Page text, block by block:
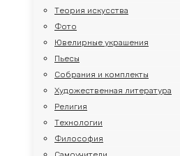
Теория искусства
Фото
Ювелирные украшения
Пьесы
Собрания и комплекты
Художественная литература
Религия
Технологии
Философия